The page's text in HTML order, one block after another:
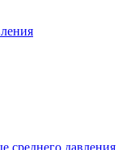
среднего давления